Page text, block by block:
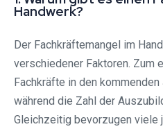
Handwerk?
Der Fachkräftemangel im
verschiedener Faktoren. Zum
Fachkräfte in den
während die Zahl der
Gleichzeitig bevorzugen viele